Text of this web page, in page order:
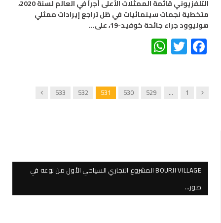
التلفزيوني قائمة الممثلات الأعلى أجراً في العالم لسنة 2020،
متخطية نجمات سينمائيات في ظل تراجع إيرادات ممثلي
هوليوود جراء جائحة كوفيد-19، على…
Facebook
Twitter
Previous
1
…
529
530
531
532
533
Next
BOURJI VILLAGE المشروع التجاري السياحي الأول من نوعه في
صور…